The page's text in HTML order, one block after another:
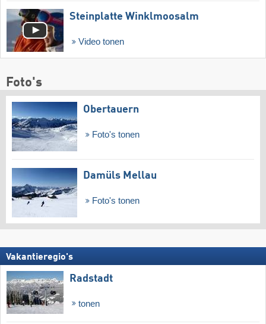
Steinplatte Winklmoosalm
Video tonen
Foto's
Obertauern
Foto's tonen
Damüls Mellau
Foto's tonen
Vakantieregio's
Radstadt
tonen